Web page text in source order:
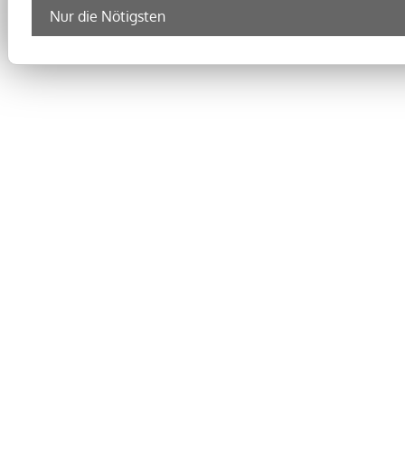
Nur die Nötigsten